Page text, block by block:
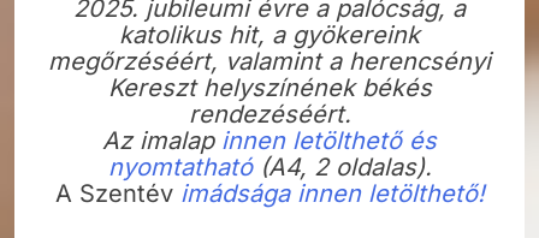
2025. jubileumi évre a palócság, a
katolikus hit, a gyökereink
megőrzéséért, valamint a herencsényi
Kereszt helyszínének békés
rendezéséért.
Az imalap innen letölthető és
nyomtatható(A4, 2 oldalas).
A Szentév imádsága innen letölthető!